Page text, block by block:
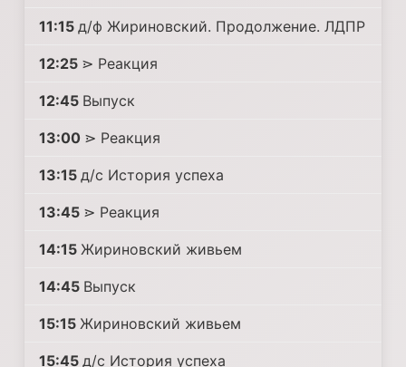
11:15 д/ф Жириновский. Продолжение. ЛДПР
12:25 ⋗ Реакция
12:45 Выпуск
13:00 ⋗ Реакция
13:15 д/с История успеха
13:45 ⋗ Реакция
14:15 Жириновский живьем
14:45 Выпуск
15:15 Жириновский живьем
15:45 д/с История успеха